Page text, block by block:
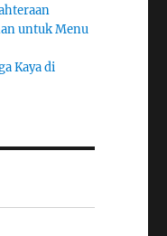
untuk Menu
Kaya di